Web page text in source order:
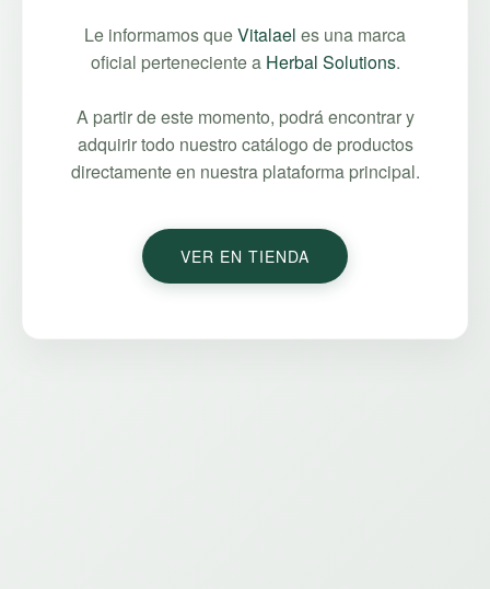
Le informamos queVitalael es una marca
oficial perteneciente a Herbal Solutions.
A partir de este momento, podrá encontrar y
adquirir todo nuestro catálogo de productos
directamente en nuestra plataforma principal.
VER EN TIENDA